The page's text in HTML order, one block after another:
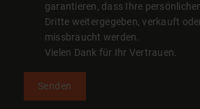
garantieren, dass Ihre
Dritte weitergegeben, verkauft
missbraucht werden.
Vielen Dank für Ihr Vertrauen.
Senden